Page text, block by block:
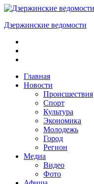
Skip
content
Дзержинские ведомости
ОБЩЕСТВЕННО-
ПОЛИТИЧЕСКАЯ
ГАЗЕТАГлавная
Новости
Происшествия
Спорт
Культура
Экономика
Молодежь
Город
Регион
Медиа
Видео
Фото